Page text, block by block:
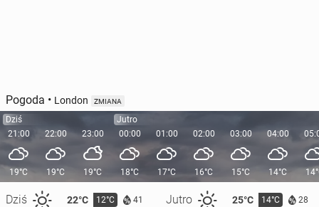
Pogoda • London ZMIANA
Dziś
21:00
19°C
Dziś 22°C 12°C 41 Jutro 25°C 14°C 28
22:00
19°C
23:00
19°C
Jutro
00:00
18°C
01:00
17°C
02:00
16°C
03:00
15°C
04:00
14°C